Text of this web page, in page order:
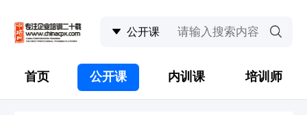
首页 公开课 内训课 培训师